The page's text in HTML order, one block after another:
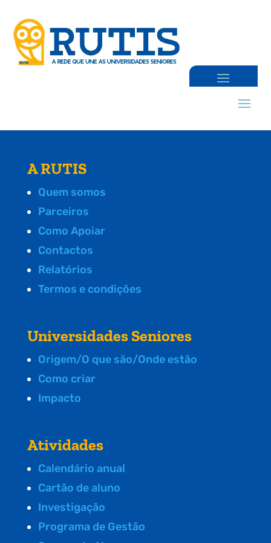
A RUTIS
Quem somos
Parceiros
Como Apoiar
Contactos
Relatórios
Termos e condições
Universidades Seniores
Origem/O que são/Onde estão
Como criar
Impacto
Atividades
Calendário anual
Cartão de aluno
Investigação
Programa de Gestão